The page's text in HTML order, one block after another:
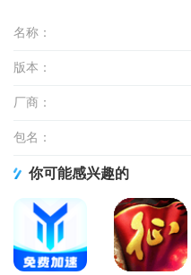
名称：
版本：
厂商：
包名：
你可能感兴趣的